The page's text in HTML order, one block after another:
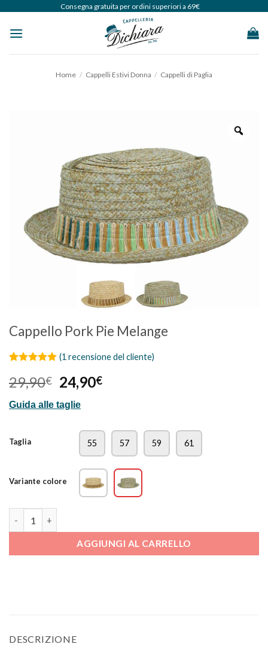
contenuti
Consegna gratuita per ordini superiori a 69€
Home / Cappelli Estivi Donna / Cappelli di Paglia
Cappello Pork Pie Melange
su 5 su
base di
recensioni
(1 recensione del cliente)
29,90€ Il
prezzo
originale
29,90€.
24,90€Il
24,90€.
Guida alle taglie
Taglia 55 57 59 61
Variante colore
AGGIUNGI AL CARRELLO
DESCRIZIONE